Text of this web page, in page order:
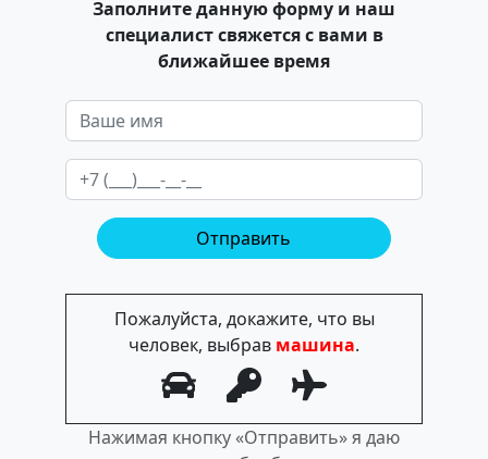
Заполните данную форму и наш
специалист свяжется с вами в
ближайшее время
Пожалуйста, докажите, что вы
человек, выбрав машина.
Нажимая кнопку «Отправить» я даю